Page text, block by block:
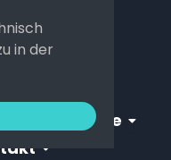
in der
Open Webgeflüster
Service